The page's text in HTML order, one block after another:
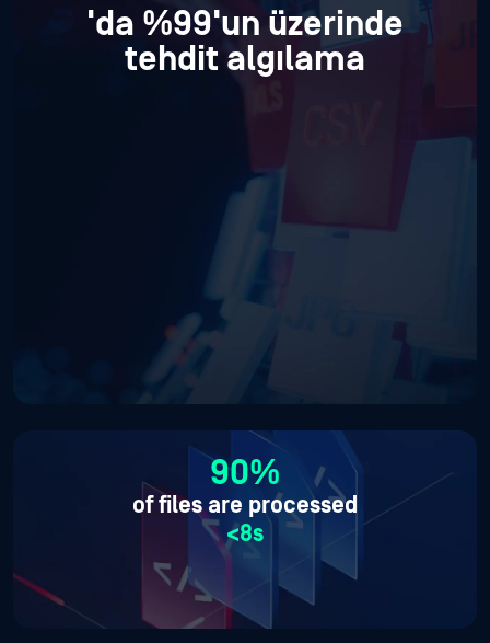
'da %99'un üzerinde
tehdit algılama
90%
of files are processed
<8s